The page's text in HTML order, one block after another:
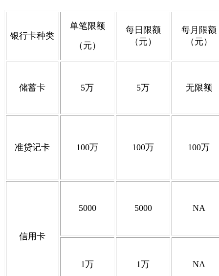
银行卡种类
单笔限额
（元）
每日限额
（元）
每月限额
（元）
储蓄卡 5万 5万 无限额
准贷记卡 100万 100万 100万
信用卡
5000 5000 NA
1万 1万 NA